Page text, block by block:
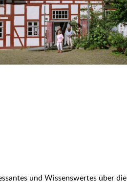
und Wissenswertes über die